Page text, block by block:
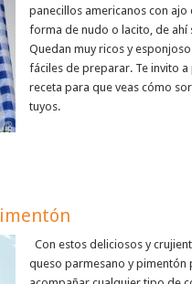
panecillos americanos con ajo
forma de nudo o lacito, de ahí
Quedan muy ricos y
fáciles de preparar. Te invito
receta para que veas cómo
tuyos.
Con estos deliciosos y
queso parmesano y pimentón